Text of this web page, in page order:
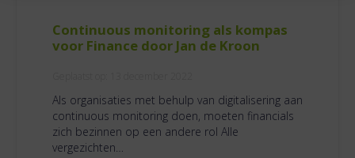
Continuous monitoring als kompas
voor Finance door Jan de Kroon
Als organisaties met behulp van digitalisering aan
continuous monitoring doen, moeten financials
zich bezinnen op een andere rol Alle
vergezichten…